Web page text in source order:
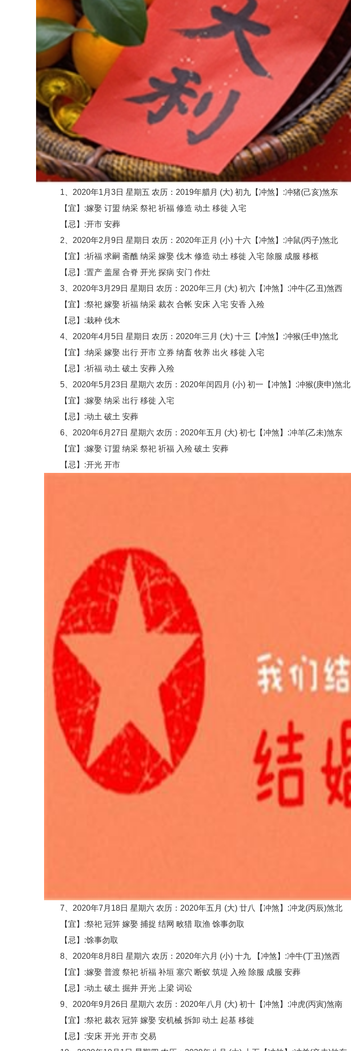
1、2020年1月3日 星期五 农历：2019年腊月 (大) 初九【冲煞】:冲猪(己亥)煞东
【宜】:嫁娶 订盟 纳采 祭祀 祈福 修造 动土 移徙 入宅
【忌】:开市 安葬
2、2020年2月9日 星期日 农历：2020年正月 (小) 十六【冲煞】:冲鼠(丙子)煞北
【宜】:祈福 求嗣 斋醮 纳采 嫁娶 伐木 修造 动土 移徙 入宅 除服 成服 移柩
【忌】:置产 盖屋 合脊 开光 探病 安门 作灶
3、2020年3月29日 星期日 农历：2020年三月 (大) 初六【冲煞】:冲牛(乙丑)煞西
【宜】:祭祀 嫁娶 祈福 纳采 裁衣 合帐 安床 入宅 安香 入殓
【忌】:栽种 伐木
4、2020年4月5日 星期日 农历：2020年三月 (大) 十三【冲煞】:冲猴(壬申)煞北
【宜】:纳采 嫁娶 出行 开市 立券 纳畜 牧养 出火 移徙 入宅
【忌】:祈福 动土 破土 安葬 入殓
5、2020年5月23日 星期六 农历：2020年闰四月 (小) 初一【冲煞】:冲猴(庚申)煞北
【宜】:嫁娶 纳采 出行 移徙 入宅
【忌】:动土 破土 安葬
6、2020年6月27日 星期六 农历：2020年五月 (大) 初七【冲煞】:冲羊(乙未)煞东
【宜】:嫁娶 订盟 纳采 祭祀 祈福 入殓 破土 安葬
【忌】:开光 开市
7、2020年7月18日 星期六 农历：2020年五月 (大) 廿八【冲煞】:冲龙(丙辰)煞北
【宜】:祭祀 冠笄 嫁娶 捕捉 结网 畋猎 取渔 馀事勿取
【忌】:馀事勿取
8、2020年8月8日 星期六 农历：2020年六月 (小) 十九 【冲煞】:冲牛(丁丑)煞西
【宜】:嫁娶 普渡 祭祀 祈福 补垣 塞穴 断蚁 筑堤 入殓 除服 成服 安葬
【忌】:动土 破土 掘井 开光 上梁 词讼
9、2020年9月26日 星期六 农历：2020年八月 (大) 初十【冲煞】:冲虎(丙寅)煞南
【宜】:祭祀 裁衣 冠笄 嫁娶 安机械 拆卸 动土 起基 移徙
【忌】:安床 开光 开市 交易